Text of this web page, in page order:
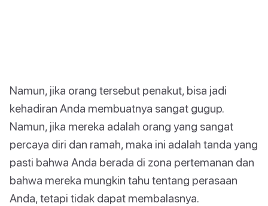
Namun, jika orang tersebut penakut, bisa jadi
kehadiran Anda membuatnya sangat gugup.
Namun, jika mereka adalah orang yang sangat
percaya diri dan ramah, maka ini adalah tanda yang
pasti bahwa Anda berada di zona pertemanan dan
bahwa mereka mungkin tahu tentang perasaan
Anda, tetapi tidak dapat membalasnya.